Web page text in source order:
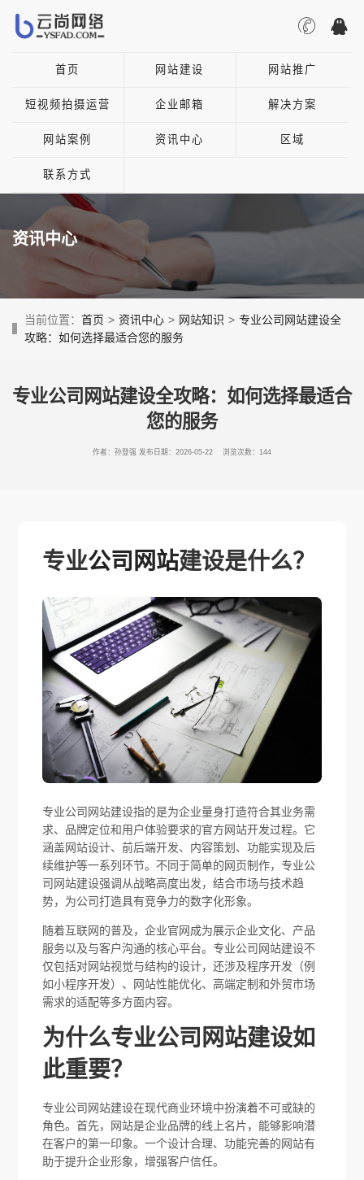
首页 网站建设 网站推广
短视频拍摄运营 企业邮箱 解决方案
网站案例 资讯中心 区域
联系方式
资讯中心
当前位置： 首页 > 资讯中心 > 网站知识 > 专业公司网站建设全
攻略：如何选择最适合您的服务
专业公司网站建设全攻略：如何选择最适合
您的服务
作者：孙登强 发布日期：2026-05-22 浏览次数：144
专业公司网站建设是什么？
专业公司网站建设指的是为企业量身打造符合其业务需
求、品牌定位和用户体验要求的官方网站开发过程。它
涵盖网站设计、前后端开发、内容策划、功能实现及后
续维护等一系列环节。不同于简单的网页制作，专业公
司网站建设强调从战略高度出发，结合市场与技术趋
势，为公司打造具有竞争力的数字化形象。
随着互联网的普及，企业官网成为展示企业文化、产品
服务以及与客户沟通的核心平台。专业公司网站建设不
仅包括对网站视觉与结构的设计，还涉及程序开发（例
如小程序开发）、网站性能优化、高端定制和外贸市场
需求的适配等多方面内容。
为什么专业公司网站建设如
此重要？
专业公司网站建设在现代商业环境中扮演着不可或缺的
角色。首先，网站是企业品牌的线上名片，能够影响潜
在客户的第一印象。一个设计合理、功能完善的网站有
助于提升企业形象，增强客户信任。